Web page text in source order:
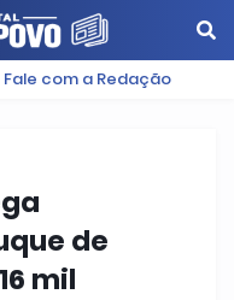
Fale com a Redação
de
mil